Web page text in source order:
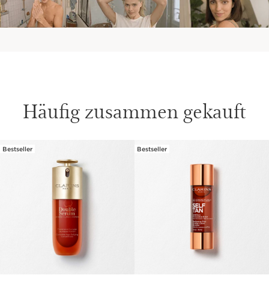
Lait Fondant
Selbstbräuner-Milch
Gesicht und Köper
SCHNELLANSICHT
Häufig zusammen gekauft
Bestseller Bestseller